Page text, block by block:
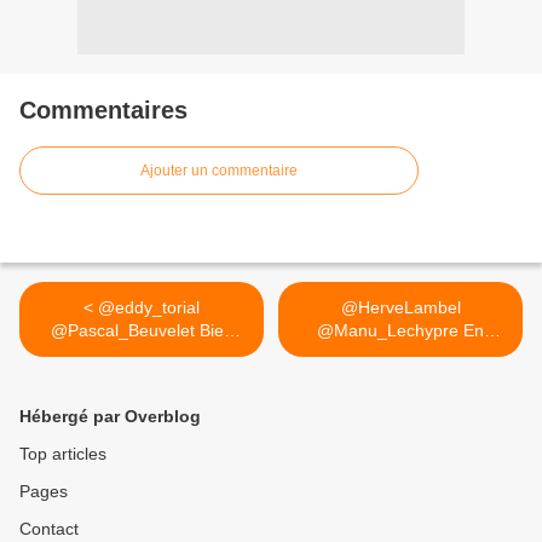
Commentaires
Ajouter un commentaire
< @eddy_torial
@Pascal_Beuvelet Bien
évidemment ...
@HerveLambel
@Manu_Lechypre En
croisant les... >
Hébergé par Overblog
Top articles
Pages
Contact